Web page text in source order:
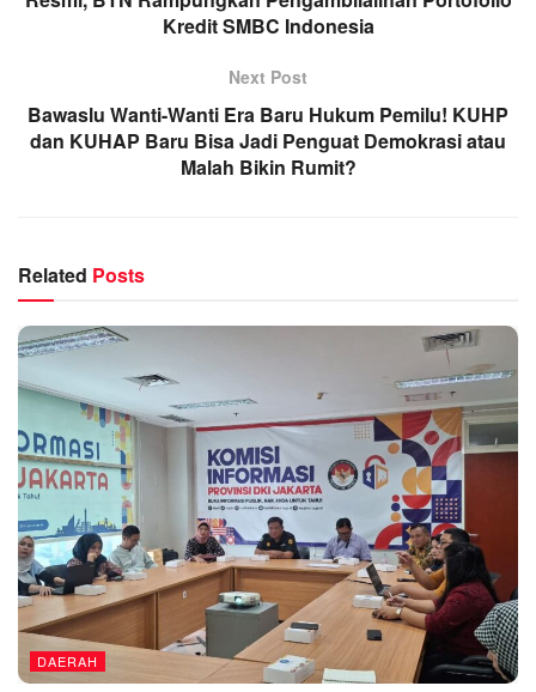
Kredit SMBC Indonesia
Next Post
Bawaslu Wanti-Wanti Era Baru Hukum Pemilu! KUHP
dan KUHAP Baru Bisa Jadi Penguat Demokrasi atau
Malah Bikin Rumit?
Related Posts
DAERAH